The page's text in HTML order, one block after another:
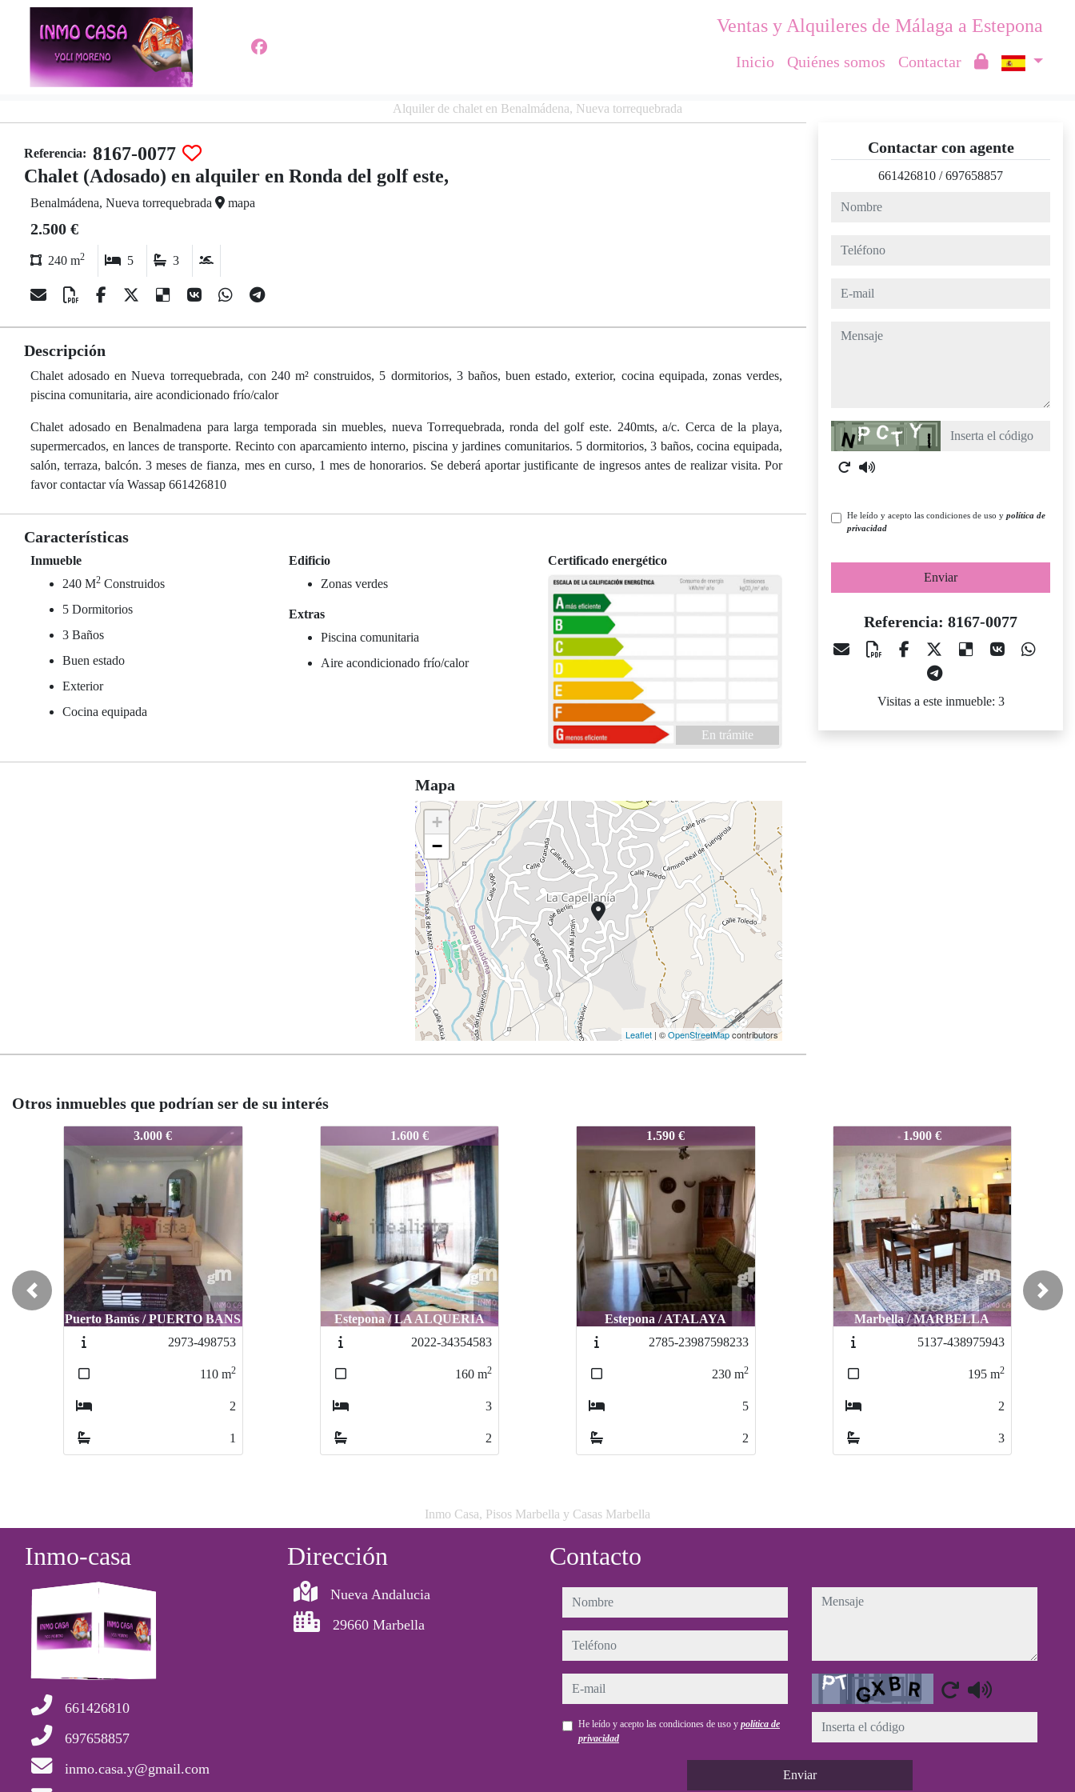
Ventas y Alquileres de Málaga a Estepona
Inicio Quiénes somos Contactar
Alquiler de chalet en Benalmádena, Nueva torrequebrada
Referencia: 8167-0077
Chalet (Adosado) en alquiler en Ronda del golf este,
Benalmádena, Nueva torrequebrada mapa
2.500 €
240 m2 5 3
Descripción
Chalet adosado en Nueva torrequebrada, con 240 m² construidos, 5 dormitorios, 3 baños, buen estado, exterior, cocina equipada, zonas verdes,
piscina comunitaria, aire acondicionado frío/calor
Chalet adosado en Benalmadena para larga temporada sin muebles, nueva Torrequebrada, ronda del golf este. 240mts, a/c. Cerca de la playa,
supermercados, en lances de transporte. Recinto con aparcamiento interno, piscina y jardines comunitarios. 5 dormitorios, 3 baños, cocina equipada,
salón, terraza, balcón. 3 meses de fianza, mes en curso, 1 mes de honorarios. Se deberá aportar justificante de ingresos antes de realizar visita. Por
favor contactar vía Wassap 661426810
Características
Inmueble
240 M2 Construidos
5 Dormitorios
3 Baños
Buen estado
Exterior
Cocina equipada
Edificio
Zonas verdes
Extras
Piscina comunitaria
Aire acondicionado frío/calor
Certificado energético
En trámite
Mapa
+
−
Leaflet | ©OpenStreetMapcontributors
Contactar con agente
661426810 /697658857
nombre
teléfono
e-mail
mensaje
Captcha
He leído y acepto las condiciones de uso y política de
privacidad
Enviar
Referencia: 8167-0077
Visitas a este inmueble: 3
Otros inmuebles que podrían ser de su interés
3.000 €
Puerto Banús / PUERTO BANS
2973-498753
110 m2
2
1
1.600 €
Estepona / LA ALQUERIA
2022-34354583
160 m2
3
2
1.590 €
Estepona / ATALAYA
2785-23987598233
230 m2
5
2
8167-0077 1.900 €
Marbella / MARBELLA
5137-438975943
195 m2
2
3
Previous Next
Inmo Casa, Pisos Marbella y Casas Marbella
Inmo-casa
661426810
697658857
inmo.casa.y@gmail.com
Dirección
Nueva Andalucia
29660 Marbella
Contacto
nombre
teléfono
e-mail
He leído y acepto las condiciones de uso y política de
privacidad
mensaje
Captcha
Enviar